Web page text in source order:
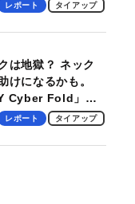
レポート タイアップ
は地獄？ ネック
けになるかも。
Cyber Fold」レ
の速さ、密着する
レポート タイアップ